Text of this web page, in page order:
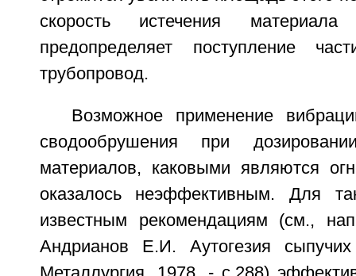
скорость истечения
предопределяет поступление
трубопровод.
Возможное применение
сводообрушения при
материалов, каковыми являются
оказалось неэффективным. Для
известным рекомендациям (см.,
Андрианов Е.И. Аутогезия